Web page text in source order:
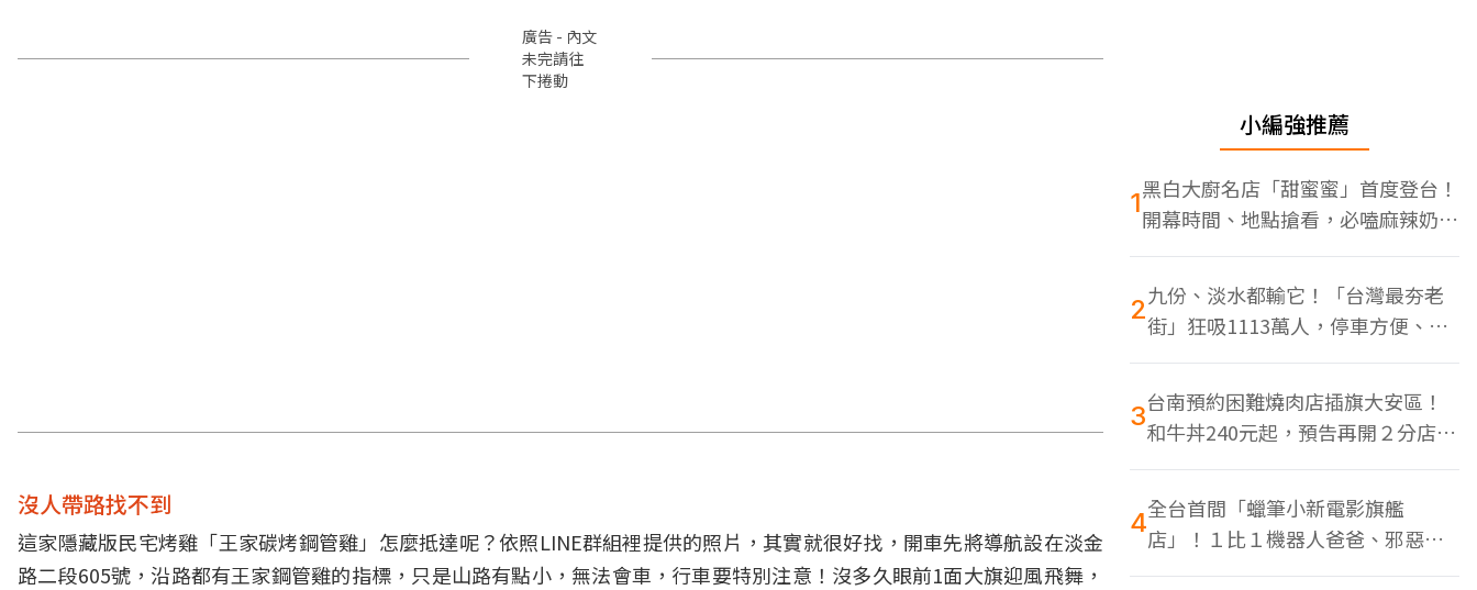
廣告 - 內文
未完請往
下捲動
沒人帶路找不到
這家隱藏版民宅烤雞「王家碳烤鋼管雞」怎麼抵達呢？依照LINE群組裡提供的照片，其實就很好找，開車先將導航設在淡金
路二段605號，沿路都有王家鋼管雞的指標，只是山路有點小，無法會車，行車要特別注意！沒多久眼前1面大旗迎風飛舞，
小編強推薦
1黑白大廚名店「甜蜜蜜」首度登台！
開幕時間、地點搶看，必嗑麻辣奶油
蝦
2九份、淡水都輸它！「台灣最夯老
街」狂吸1113萬人，停車方便、特
色美食多
3台南預約困難燒肉店插旗大安區！
和牛丼240元起，預告再開２分店、
地點曝光
4全台首間「蠟筆小新電影旗艦
店」！１比１機器人爸爸、邪惡正
男，百款周邊買翻